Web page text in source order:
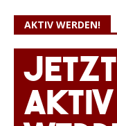
AKTIV WERDEN!